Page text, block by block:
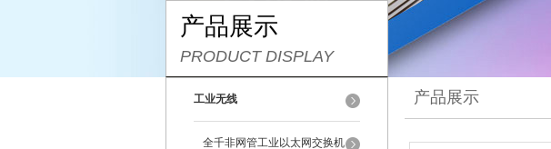
产品展示
PRODUCT DISPLAY
工业无线
全千非网管工业以太网交换机
产品展示